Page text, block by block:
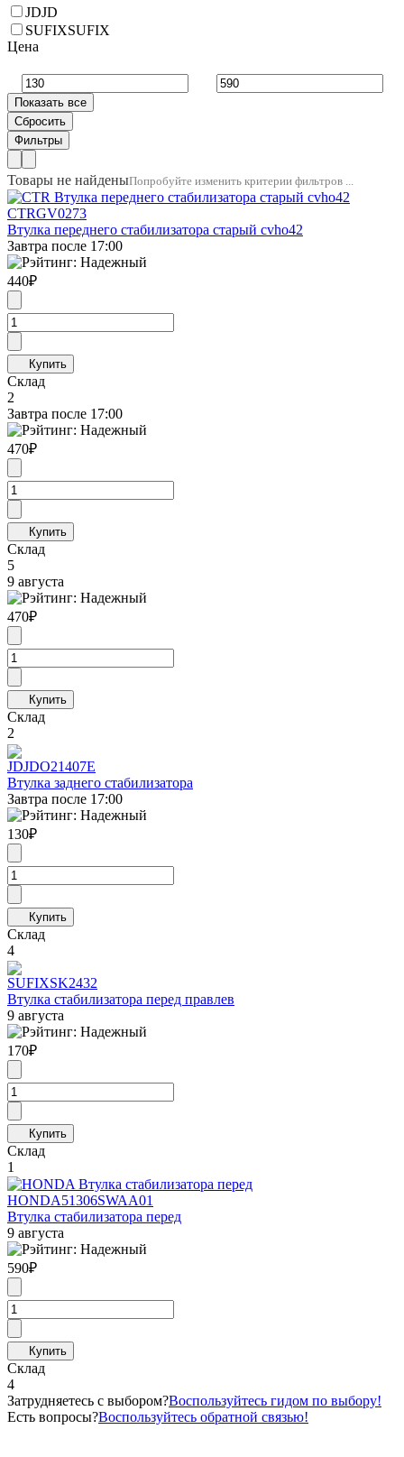
JDJD
SUFIXSUFIX
Цена
Товары не найденыПопробуйте изменить критерии фильтров ...
CTRGV0273
Втулка переднего стабилизатора старый cvho42
Завтра после 17:00
440₽
Склад
2
Завтра после 17:00
470₽
Склад
5
9 августа
470₽
Склад
2
JDJDO21407E
Втулка заднего стабилизатора
Завтра после 17:00
130₽
Склад
4
SUFIXSK2432
Втулка стабилизатора перед правлев
9 августа
170₽
Склад
1
HONDA51306SWAA01
Втулка стабилизатора перед
9 августа
590₽
Склад
4
Затрудняетесь с выбором?Воспользуйтесь гидом по выбору!
Есть вопросы?Воспользуйтесь обратной связью!